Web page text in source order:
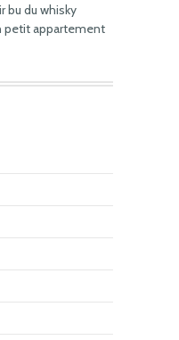
bu du whisky
petit appartement